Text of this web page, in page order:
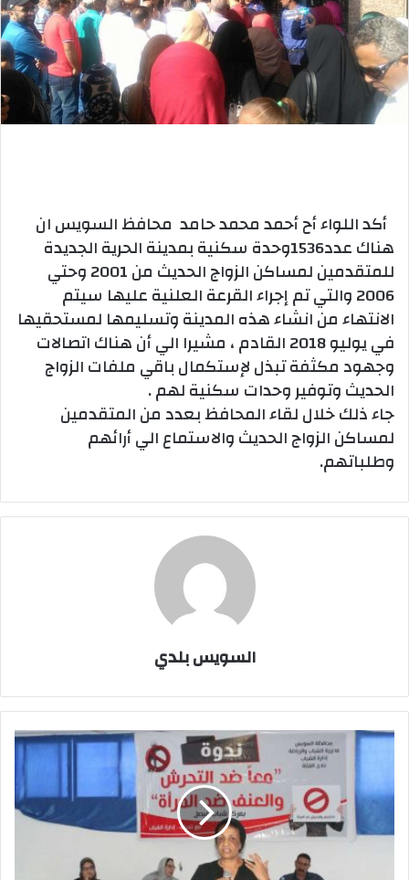
أكد اللواء أح أحمد محمد حامد محافظ السويس ان
هناك عدد1536وحدة سكنية بمدينة الحرية الجديدة
للمتقدمين لمساكن الزواج الحديث من 2001 وحتي
2006 والتي تم إجراء القرعة العلنية عليها سيتم
الانتهاء من انشاء هذه المدينة وتسليمها لمستحقيها
في يوليو 2018 القادم ، مشيرا الي أن هناك اتصالات
وجهود مكثفة تبذل لإستكمال باقي ملفات الزواج
الحديث وتوفير وحدات سكنية لهم .
جاء ذلك خلال لقاء المحافظ بعدد من المتقدمين
لمساكن الزواج الحديث والاستماع الي أرائهم
وطلباتهم.
السويس بلدي
بالصور..نادي
ينظم
بعنوان